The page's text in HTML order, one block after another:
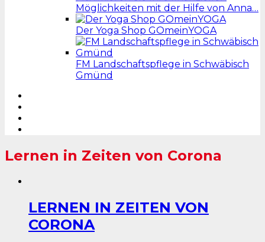
Möglichkeiten mit der Hilfe von Anna…
Der Yoga Shop GOmeinYOGA
FM Landschaftspflege in Schwäbisch
Gmünd
Lernen in Zeiten von Corona
LERNEN IN ZEITEN VON
CORONA